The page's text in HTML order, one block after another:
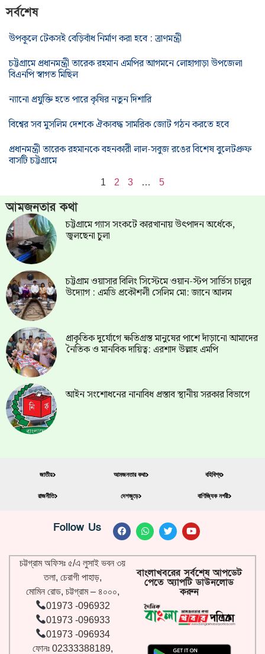
সর্বশেষ
উপকূলে টেকসই বেড়িবাঁধ নির্মাণ করা হবে : ত্রাণমন্ত্রী
চট্টগ্রামে প্রধানমন্ত্রী তারেক রহমান এমপির আগমনে লোহাগাড়া উপজেলা
বিএনপি স্বাগত মিছিল
ন্যানো প্রযুক্তি হতে পারে কৃষির নতুন দিশারি
বিশ্বের সব মুসলিম দেশকে ঐক্যবদ্ধ সামরিক জোট গঠন করতে হবে
প্রধানমন্ত্রী তারেক রহমানকে বহনকারী লাল-সবুজ রঙের বিশেষ বুলেটপ্রুফ
বাসটি চট্টগ্রামে
1 2 3 … 5
আমজনতার কথা
চট্টগ্রামে গ্যাস সংকটে কারখানায় উৎপাদন অর্ধেকে,
জ্বলছেনা চুলা
চট্টগ্রাম ওয়াসার বিলিং সিস্টেমে ওয়ান-স্টপ সার্ভিস চালুর
উদ্যোগ : এমডি প্রকৌশলী সেলিম মো: জানে আলম
প্রাকৃতিক দুর্যোগে ক্ষতিগ্রস্ত মানুষের পাশে দাঁড়ানো আমাদের
নৈতিক ও মানবিক দায়িত্ব: এরশাদ উল্লাহ এমপি
আইন সংশোধনের নানাবিধ প্রস্তাব স্থানীয় সরকার বিভাগে
জাতীয়
রাজনীতি
আমজনতার কথা
দেশজুড়ে
বহিবিশ্ব
বাণিজ্যিক নগরী
Follow Us
চট্টগ্রাম অফিসঃ ৫/এ লুসাই ভবন ৩য়
তলা, চেরাগী পাহাড়,
মোমিন রোড, চট্টগ্রাম – ৪০০০,
01973 -096932
01973 -096933
01973 -096934
ফোনঃ 02333388189,
বাংলাখবরের সর্বশেষ আপডেট
পেতে অ্যাপটি ডাউনলোড
করুন